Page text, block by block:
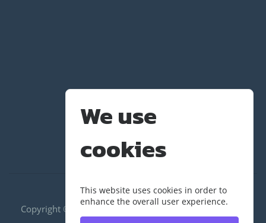
We use
cookies
This website uses cookies in order to
enhance the overall user experience.
Copyright ©2020 RUS|กองพัฒนานักศึกษา | มหาวิทยาลัย